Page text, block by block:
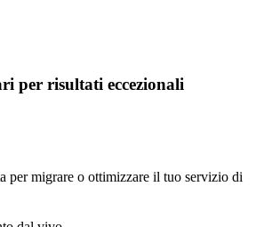
per risultati eccezionali
per migrare o ottimizzare il tuo servizio di